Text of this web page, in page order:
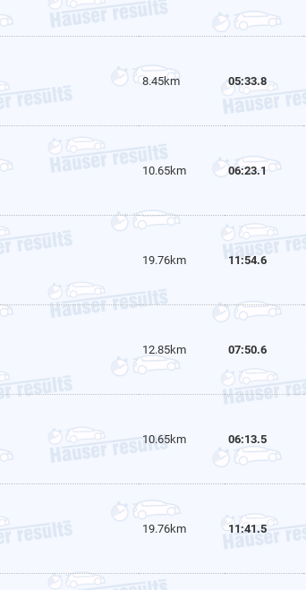
8.45km 05:33.8
10.65km 06:23.1
19.76km 11:54.6
12.85km 07:50.6
10.65km 06:13.5
19.76km 11:41.5